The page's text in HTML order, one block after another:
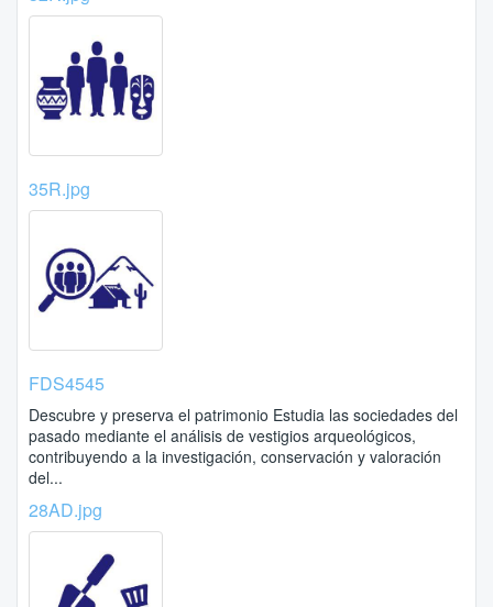
35R.jpg
FDS4545
Descubre y preserva el patrimonio Estudia las sociedades del
pasado mediante el análisis de vestigios arqueológicos,
contribuyendo a la investigación, conservación y valoración
del...
28AD.jpg